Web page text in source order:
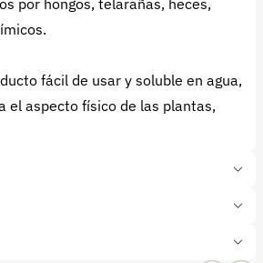
por hongos, telarañas, heces,
fácil de usar y soluble en agua,
el aspecto físico de las plantas,